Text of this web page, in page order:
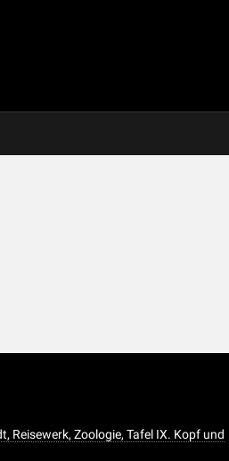
Reisewerk, Zoologie, Tafel IX. Kopf und